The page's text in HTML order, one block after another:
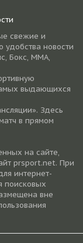
свежие и
удобства новости
Бокс, ММА,
выдающихся
Здесь
в прямом
на сайте,
prsport.net. При
интернет-
поисковых
вне